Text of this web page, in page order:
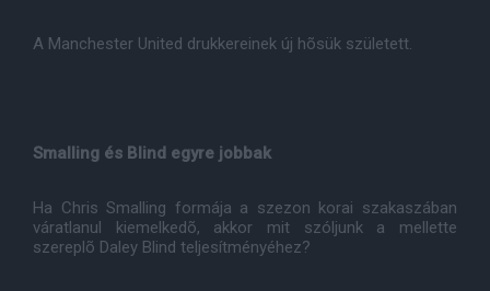
A Manchester United drukkereinek új hõsük született.
Smalling és Blind egyre jobbak
Ha Chris Smalling formája a szezon korai szakaszában
váratlanul kiemelkedõ, akkor mit szóljunk a mellette
szereplõ Daley Blind teljesítményéhez?